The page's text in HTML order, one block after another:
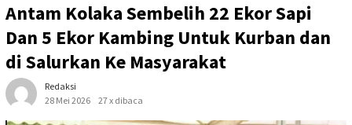
Antam Kolaka Sembelih 22 Ekor Sapi
Dan 5 Ekor Kambing Untuk Kurban dan
di Salurkan Ke Masyarakat
Redaksi
28 Mei 2026
27 x dibaca